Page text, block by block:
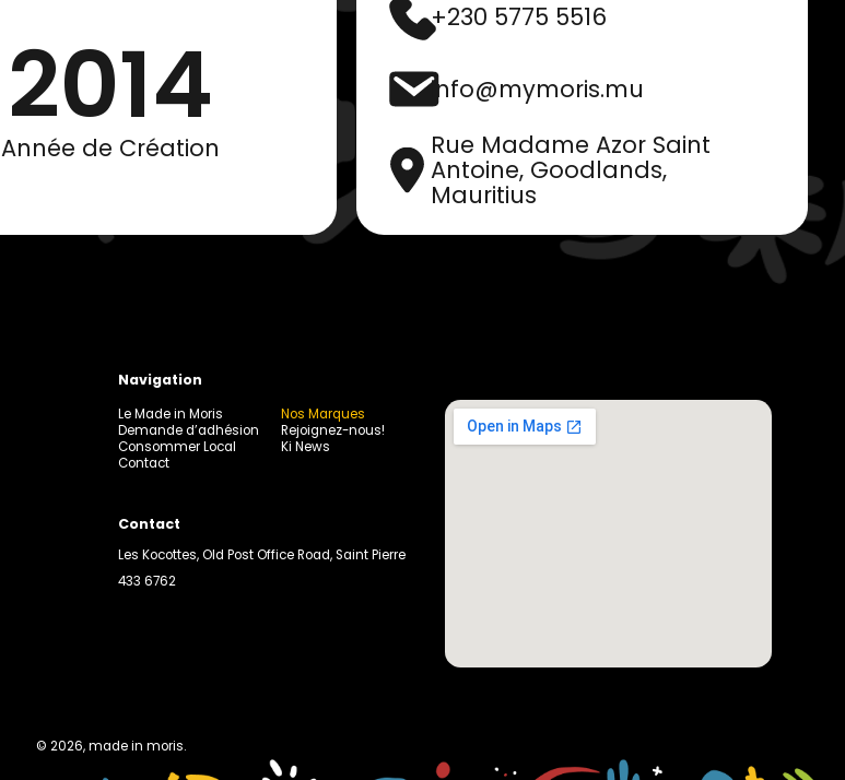
2014
Année de Création
+230 5775 5516
info@mymoris.mu
Rue Madame Azor Saint
Antoine, Goodlands,
Mauritius
Navigation
Le Made in Moris
Nos Marques
Demande d’adhésion
Rejoignez-nous!
Consommer Local
Ki News
Contact
Contact
Les Kocottes, Old Post Office Road, Saint Pierre
433 6762
© 2026, made in moris.